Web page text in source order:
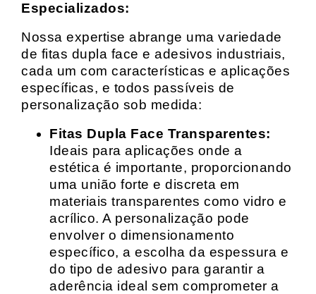
Especializados:
Nossa expertise abrange uma variedade
de fitas dupla face e adesivos industriais,
cada um com características e aplicações
específicas, e todos passíveis de
personalização sob medida:
Fitas Dupla Face Transparentes:
Ideais para aplicações onde a
estética é importante, proporcionando
uma união forte e discreta em
materiais transparentes como vidro e
acrílico. A personalização pode
envolver o dimensionamento
específico, a escolha da espessura e
do tipo de adesivo para garantir a
aderência ideal sem comprometer a